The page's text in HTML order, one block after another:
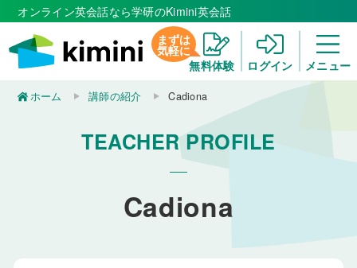
オンライン英会話なら学研のKimini英会話
まずは
気軽に
無料体験
ログイン メニュー
ホーム 講師の紹介 Cadiona
TEACHER PROFILE
Cadiona